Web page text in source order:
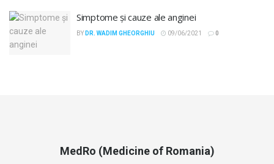
Simptome și cauze ale anginei
BY DR. WADIM GHEORGHIU 09/06/2021 0
MedRo (Medicine of Romania)